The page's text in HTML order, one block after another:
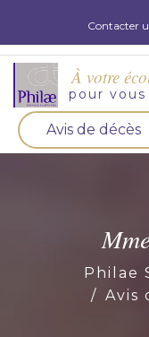
Contacter
À votre
pour
Avis de décès
dans les meilleurs
Demander un
Philae
Avis